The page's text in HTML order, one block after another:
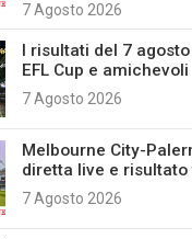
7 Agosto 2026
I risultati del 7
EFL Cup e amichevoli
7 Agosto 2026
Melbourne City-
diretta live e risultato
7 Agosto 2026